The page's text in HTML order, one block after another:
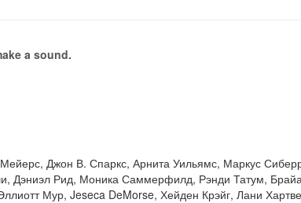
a sound.
, Джон В. Спаркс, Арнита Уильямс, Маркус
, Дэниэл Рид, Моника Саммерфилд, Рэнди Татум,
Мур, Jeseca DeMorse, Хейден Крэйг, Лани